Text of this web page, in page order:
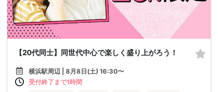
【20代同士】同世代中心で楽しく盛り上がろう！
横浜駅周辺 | 8月8日(土) 16:30〜
受付終了まで1時間